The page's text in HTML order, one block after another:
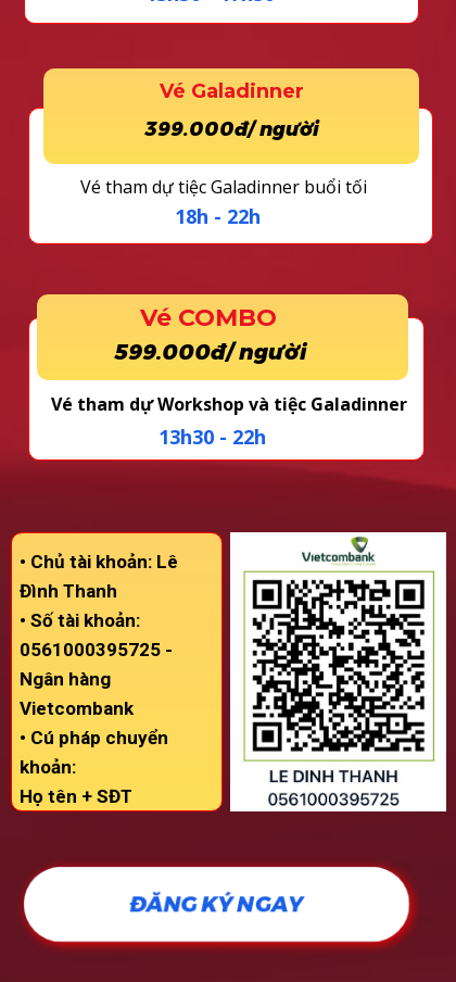
ĐĂNG KÝ NGAY
599.000đ/ người
Vé tham dự Workshop và tiệc Galadinner
Vé Galadinner
399.000đ/ người
Vé tham dự tiệc Galadinner buổi tối
Vé COMBO
18h - 22h
13h30 - 22h
• Chủ tài khoản: Lê
Đình Thanh
• Số tài khoản:
0561000395725 -
Ngân hàng
Vietcombank
• Cú pháp chuyển
khoản:
Họ tên + SĐT